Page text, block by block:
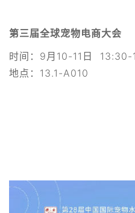
第三届全球宠物电商大会
时间：9月10-11日 13:30-
地点：13.1-A010